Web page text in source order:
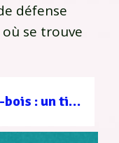
défense
où se trouve
Filière forêt-bois : un tissu d’entreprises au service d’une gestion durable